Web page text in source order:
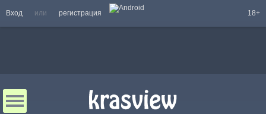
Вход или регистрация 18+